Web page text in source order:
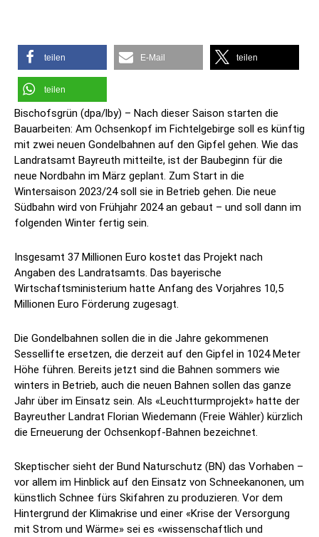
teilen E-Mail teilen
teilen
Bischofsgrün (dpa/lby) – Nach dieser Saison starten die
Bauarbeiten: Am Ochsenkopf im Fichtelgebirge soll es künftig
mit zwei neuen Gondelbahnen auf den Gipfel gehen. Wie das
Landratsamt Bayreuth mitteilte, ist der Baubeginn für die
neue Nordbahn im März geplant. Zum Start in die
Wintersaison 2023/24 soll sie in Betrieb gehen. Die neue
Südbahn wird von Frühjahr 2024 an gebaut – und soll dann im
folgenden Winter fertig sein.
Insgesamt 37 Millionen Euro kostet das Projekt nach
Angaben des Landratsamts. Das bayerische
Wirtschaftsministerium hatte Anfang des Vorjahres 10,5
Millionen Euro Förderung zugesagt.
Die Gondelbahnen sollen die in die Jahre gekommenen
Sessellifte ersetzen, die derzeit auf den Gipfel in 1024 Meter
Höhe führen. Bereits jetzt sind die Bahnen sommers wie
winters in Betrieb, auch die neuen Bahnen sollen das ganze
Jahr über im Einsatz sein. Als «Leuchtturmprojekt» hatte der
Bayreuther Landrat Florian Wiedemann (Freie Wähler) kürzlich
die Erneuerung der Ochsenkopf-Bahnen bezeichnet.
Skeptischer sieht der Bund Naturschutz (BN) das Vorhaben –
vor allem im Hinblick auf den Einsatz von Schneekanonen, um
künstlich Schnee fürs Skifahren zu produzieren. Vor dem
Hintergrund der Klimakrise und einer «Krise der Versorgung
mit Strom und Wärme» sei es «wissenschaftlich und